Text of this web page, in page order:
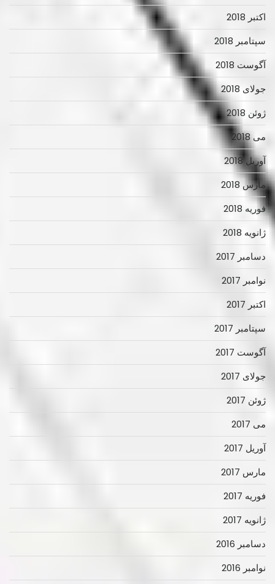
اکتبر 2018
سپتامبر 2018
آگوست 2018
جولای 2018
ژوئن 2018
می 2018
آوریل 2018
مارس 2018
فوریه 2018
ژانویه 2018
دسامبر 2017
نوامبر 2017
اکتبر 2017
سپتامبر 2017
آگوست 2017
جولای 2017
ژوئن 2017
می 2017
آوریل 2017
مارس 2017
فوریه 2017
ژانویه 2017
دسامبر 2016
نوامبر 2016